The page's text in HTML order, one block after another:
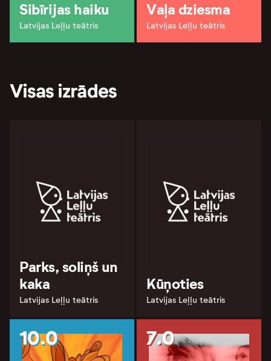
Sibīrijas haiku
Latvijas Leļļu teātris
Vaļa dziesma
Latvijas Leļļu teātris
Visas izrādes
Parks, soliņš un
kaka
Latvijas Leļļu teātris
Kūņoties
Latvijas Leļļu teātris
10.0 7.0